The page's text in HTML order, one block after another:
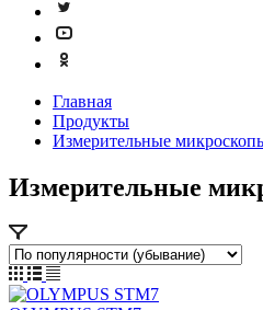
Главная
Продукты
Измерительные
Измерительные